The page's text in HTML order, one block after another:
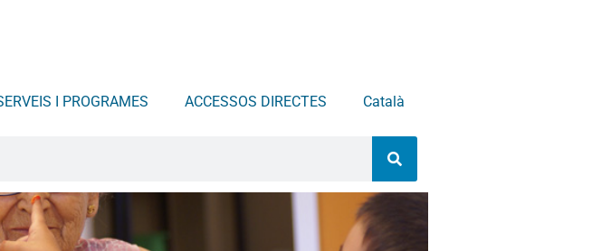
I PROGRAMES ACCESSOS DIRECTES Català